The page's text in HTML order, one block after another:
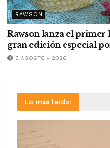
RAWSON
Rawson lanza el primer
gran edición especial
3 AGOSTO - 2026
Lo más leído: